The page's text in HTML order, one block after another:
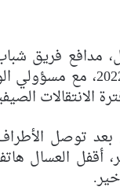
مدافع فريق
أمس الجمعة 9
الانتقالات
بعد توصل
أقفل العسال